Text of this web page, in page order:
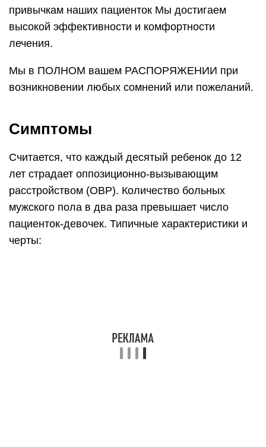
привычкам наших пациенток Мы достигаем
высокой эффективности и комфортности
лечения.
Мы в ПОЛНОМ вашем РАСПОРЯЖЕНИИ при
возникновении любых сомнений или пожеланий.
Симптомы
Считается, что каждый десятый ребенок до 12
лет страдает оппозиционно-вызывающим
расстройством (ОВР). Количество больных
мужского пола в два раза превышает число
пациенток-девочек. Типичные характеристики и
черты: